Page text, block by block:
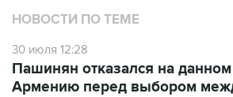
НОВОСТИ ПО ТЕМЕ
30 июля 12:28
Пашинян отказался на данном
Армению перед выбором